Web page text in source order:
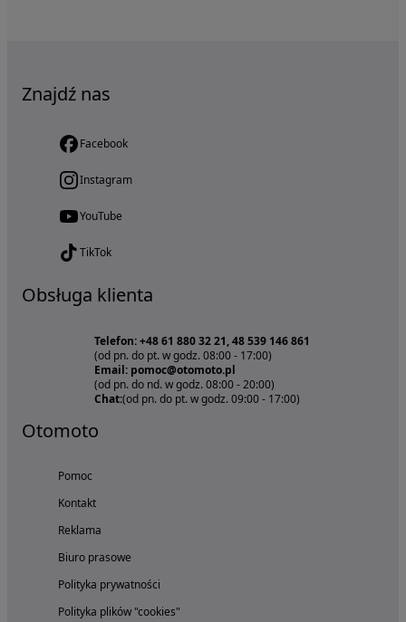
Znajdź nas
Facebook
Instagram
YouTube
TikTok
Obsługa klienta
Telefon: +48 61 880 32 21, 48 539 146 861
(od pn. do pt. w godz. 08:00 - 17:00)
Email: pomoc@otomoto.pl
(od pn. do nd. w godz. 08:00 - 20:00)
Chat:(od pn. do pt. w godz. 09:00 - 17:00)
Otomoto
Pomoc
Kontakt
Reklama
Biuro prasowe
Polityka prywatności
Polityka plików "cookies"